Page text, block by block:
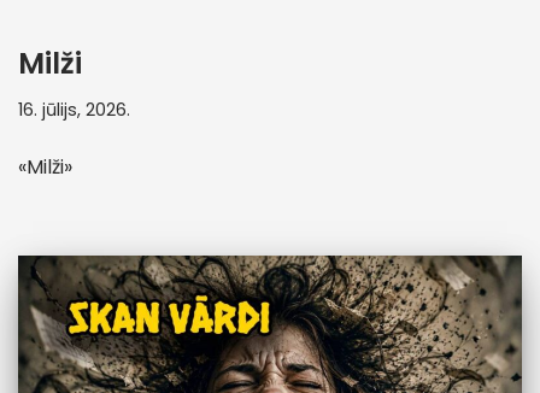
Milži
16. jūlijs, 2026.
«Milži»